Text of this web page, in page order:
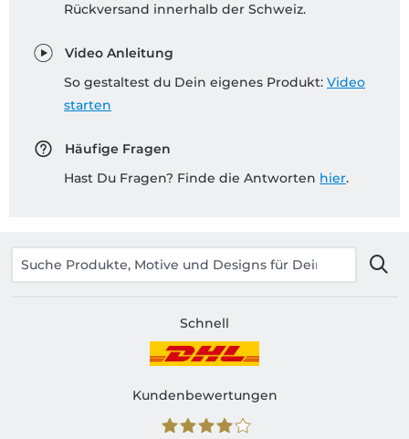
Rückversand innerhalb der Schweiz.
Video Anleitung
So gestaltest du Dein eigenes Produkt: Video
starten
Häufige Fragen
Hast Du Fragen? Finde die Antworten hier.
Schnell
Kundenbewertungen